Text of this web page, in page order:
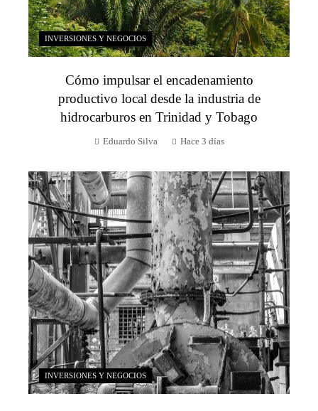
INVERSIONES Y NEGOCIOS
Cómo impulsar el encadenamiento
productivo local desde la industria de
hidrocarburos en Trinidad y Tobago
Eduardo Silva Hace 3 días
INVERSIONES Y NEGOCIOS